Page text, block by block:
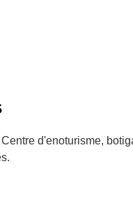
d'enoturisme,